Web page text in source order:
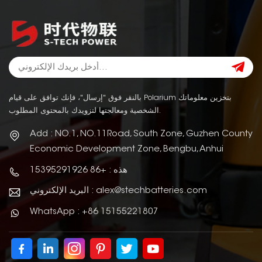
بالنقر فوق "إرسال"، فإنك توافق على قيام Polarium بتخزين معلوماتك
الشخصية ومعالجتها لتزويدك بالمحتوى المطلوب.
Add : NO.1, NO.11Road, South Zone, Guzhen County
Economic Development Zone, Bengbu, Anhui
هذه : +86 15395291926
البريد الإلكتروني : alex@stechbatteries.com
WhatsApp : +86 15155221807